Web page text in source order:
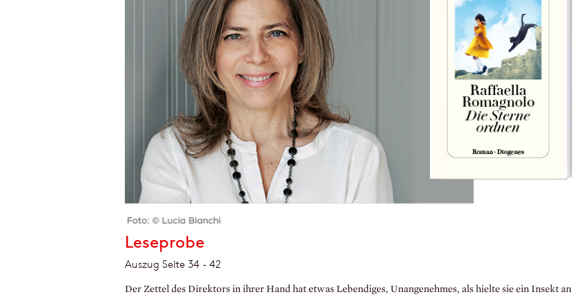
Leseprobe
Auszug Seite 34 - 42
Der Zettel des Direktors in ihrer Hand hat etwas Lebendiges, Unangenehmes, als hielte sie ein Insekt an